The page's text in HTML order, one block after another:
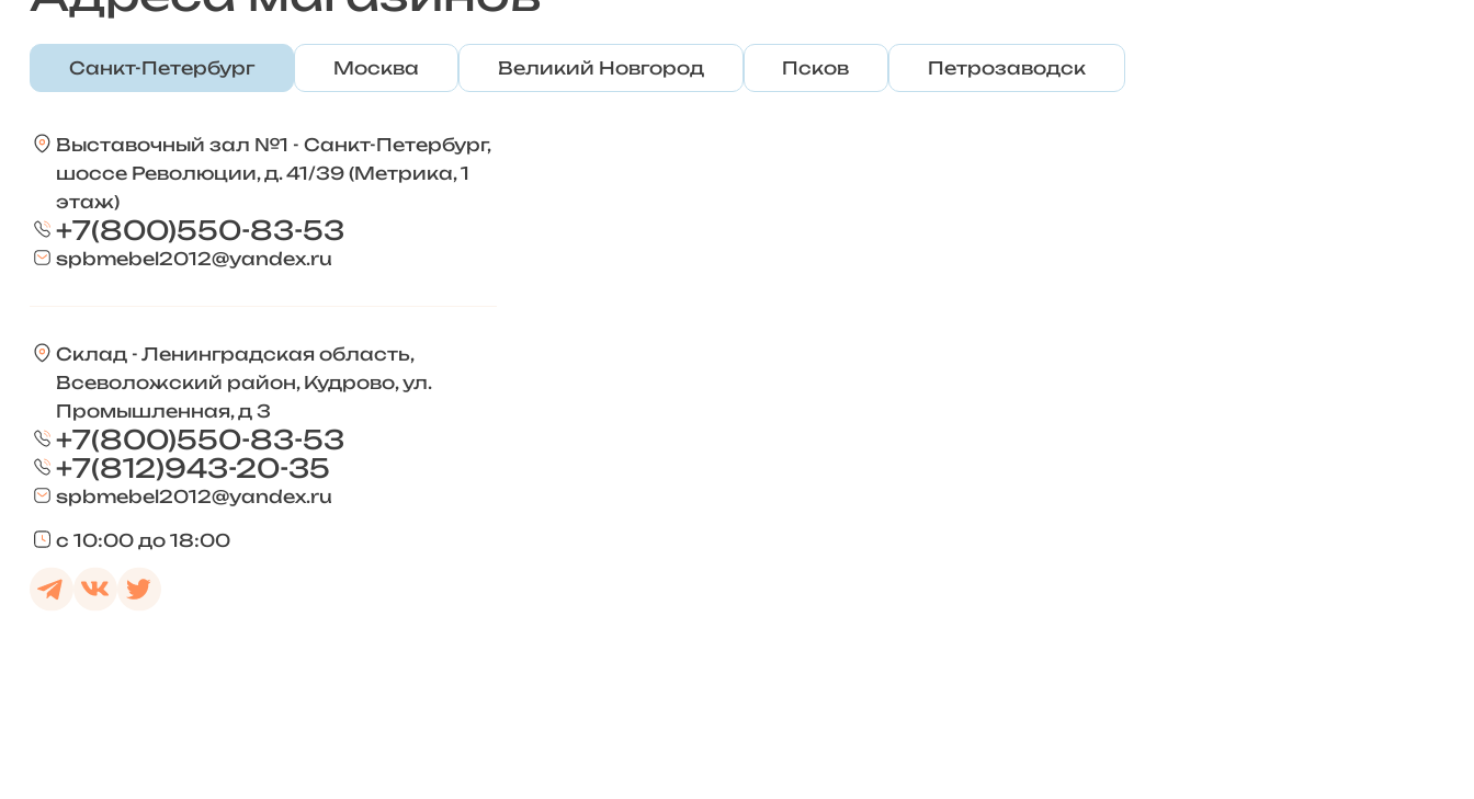
Санкт-Петербург Москва Великий Новгород Псков Петрозаводск
Выставочный зал №1 - Санкт-Петербург,
шоссе Революции, д. 41/39 (Метрика, 1
этаж)
+7(800)550-83-53
spbmebel2012@yandex.ru
Склад - Ленинградская область,
Всеволожский район, Кудрово, ул.
Промышленная, д 3
+7(800)550-83-53
+7(812)943-20-35
spbmebel2012@yandex.ru
с 10:00 до 18:00